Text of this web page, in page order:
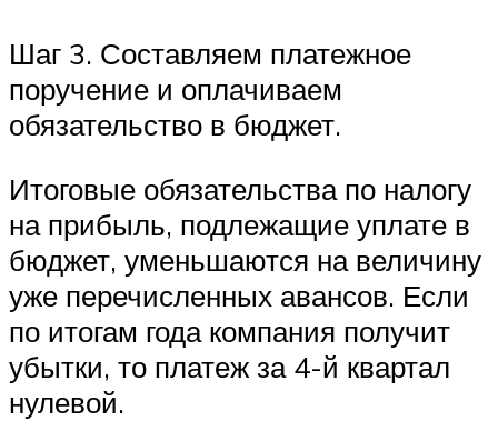
Шаг 3. Составляем платежное
поручение и оплачиваем
обязательство в бюджет.
Итоговые обязательства по налогу
на прибыль, подлежащие уплате в
бюджет, уменьшаются на величину
уже перечисленных авансов. Если
по итогам года компания получит
убытки, то платеж за 4-й квартал
нулевой.